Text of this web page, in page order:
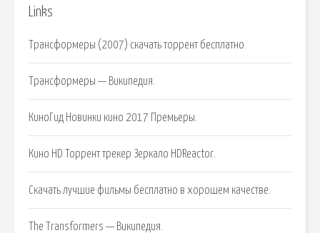
Links
Трансформеры (2007) скачать торрент бесплатно.
Трансформеры — Википедия.
КиноГид Новинки кино 2017 Премьеры.
Кино HD Торрент трекер Зеркало HDReactor.
Скачать лучшие фильмы бесплатно в хорошем качестве.
The Transformers — Википедия.